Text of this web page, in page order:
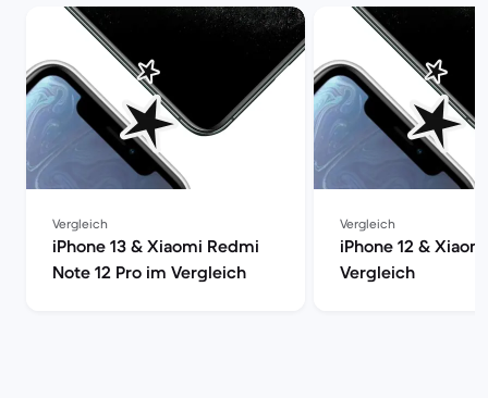
Vergleich
iPhone 13 & Xiaomi Redmi
Note 12 Pro im Vergleich
Vergleich
iPhone 12 &
Vergleich